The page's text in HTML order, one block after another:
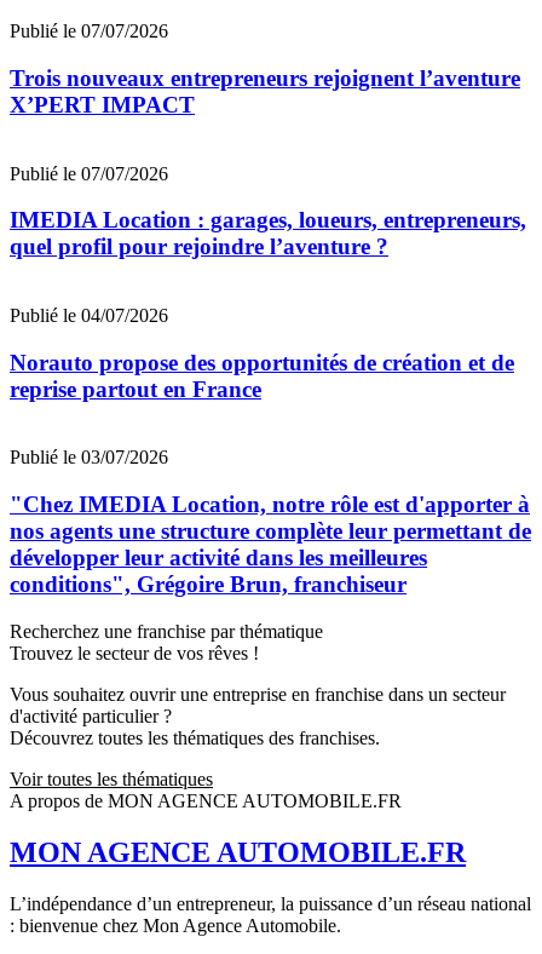
Publié le 07/07/2026
Trois nouveaux entrepreneurs rejoignent l’aventure
X’PERT IMPACT
Publié le 07/07/2026
IMEDIA Location : garages, loueurs, entrepreneurs,
quel profil pour rejoindre l’aventure ?
Publié le 04/07/2026
Norauto propose des opportunités de création et de
reprise partout en France
Publié le 03/07/2026
"Chez IMEDIA Location, notre rôle est d'apporter à
nos agents une structure complète leur permettant de
développer leur activité dans les meilleures
conditions", Grégoire Brun, franchiseur
Recherchez une franchise par thématique
Trouvez le secteur de vos rêves !
Vous souhaitez ouvrir une entreprise en franchise dans un secteur
d'activité particulier ?
Découvrez toutes les thématiques des franchises.
Voir toutes les thématiques
A propos de MON AGENCE AUTOMOBILE.FR
MON AGENCE AUTOMOBILE.FR
L’indépendance d’un entrepreneur, la puissance d’un réseau national
: bienvenue chez Mon Agence Automobile.